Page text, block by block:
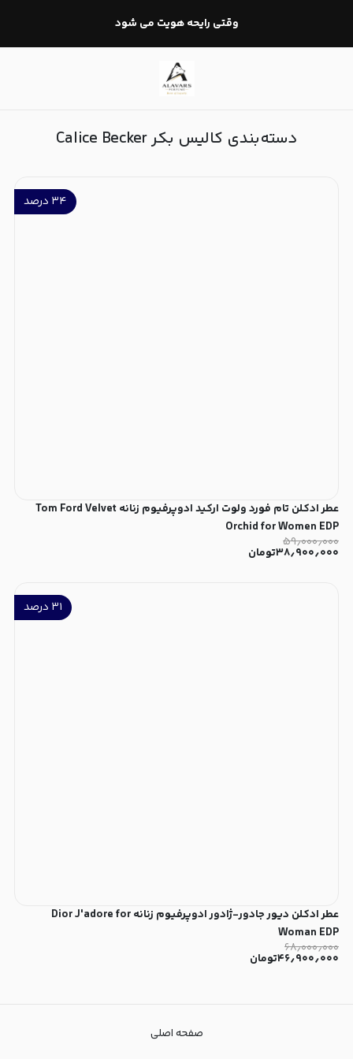
وقتی رایحه هویت می شود
دسته‌بندی کالیس بکر Calice Becker
۳۴ درصد
عطر ادکلن تام فورد ولوت ارکید ادوپرفیوم زنانه Tom Ford Velvet
Orchid for Women EDP
۵۹٫۰۰۰٫۰۰۰
۳۸٫۹۰۰٫۰۰۰تومان
۳۱ درصد
عطر ادکلن دیور جادور-ژادور ادوپرفیوم زنانه Dior J'adore for
Woman EDP
۶۸٫۰۰۰٫۰۰۰
۴۶٫۹۰۰٫۰۰۰تومان
صفحه اصلی